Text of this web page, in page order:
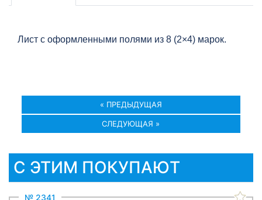
Лист с оформленными полями из 8 (2×4) марок.
« ПРЕДЫДУЩАЯ
СЛЕДУЮЩАЯ »
С ЭТИМ ПОКУПАЮТ
№ 2341